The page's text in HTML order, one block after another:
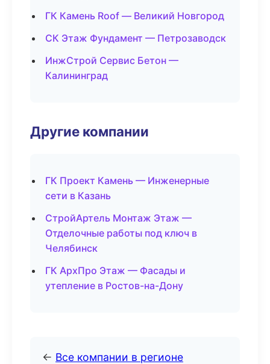
ГК Камень Roof — Великий Новгород
СК Этаж Фундамент — Петрозаводск
ИнжСтрой Сервис Бетон —
Калининград
Другие компании
ГК Проект Камень — Инженерные
сети в Казань
СтройАртель Монтаж Этаж —
Отделочные работы под ключ в
Челябинск
ГК АрхПро Этаж — Фасады и
утепление в Ростов-на-Дону
← Все компании в регионе